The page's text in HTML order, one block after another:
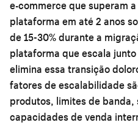
e-commerce que superam
plataforma em até 2 anos
de 15-30% durante a
plataforma que escala
elimina essa transição
fatores de escalabilidade
produtos, limites de banda,
capacidades de venda